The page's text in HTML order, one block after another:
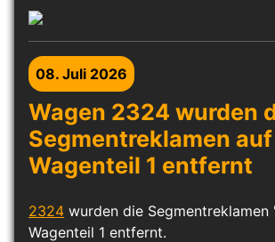
08. Juli 2026
Wagen 2324 wurden
Segmentreklamen auf
Wagenteil 1 entfernt
2324 wurden die Segmentreklamen
Wagenteil 1 entfernt.